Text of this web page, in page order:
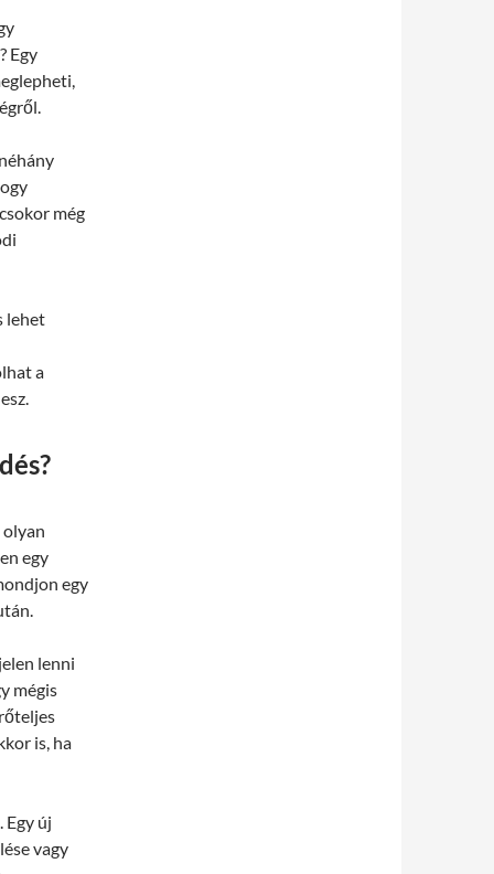
Egy
még
lehet
a
olyan
egy
egy
lenni
mégis
is, ha
Egy új
vagy